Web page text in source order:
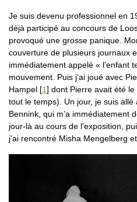
Je suis devenu professionnel en
déjà participé au concours de
provoqué une grosse panique.
couverture de plusieurs journaux
immédiatement appelé « l’enfant
mouvement. Puis j’ai joué avec
Hampel [1] dont Pierre avait été
tout le temps). Un jour, je suis
Bennink, qui m’a immédiatement
jour-là au cours de l’exposition,
j’ai rencontré Misha Mengelberg